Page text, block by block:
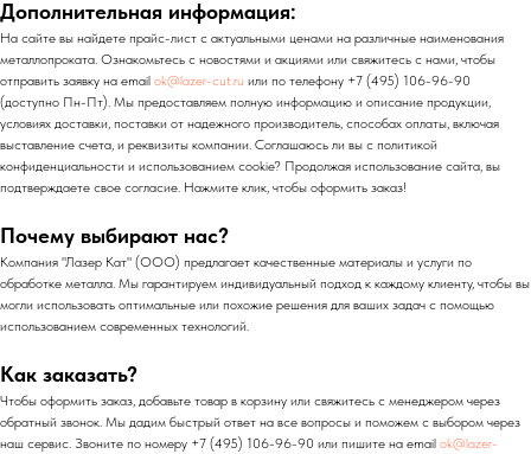
Дополнительная информация:
На сайте вы найдете прайс-лист с актуальными ценами на различные наименования
металлопроката. Ознакомьтесь с новостями и акциями или свяжитесь с нами, чтобы
отправить заявку на email ok@lazer-cut.ru или по телефону +7 (495) 106-96-90
(доступно Пн-Пт). Мы предоставляем полную информацию и описание продукции,
условиях доставки, поставки от надежного производитель, способах оплаты, включая
выставление счета, и реквизиты компании. Соглашаюсь ли вы с политикой
конфиденциальности и использованием cookie? Продолжая использование сайта, вы
подтверждаете свое согласие. Нажмите клик, чтобы оформить заказ!
Почему выбирают нас?
Компания "Лазер Кат" (ООО) предлагает качественные материалы и услуги по
обработке металла. Мы гарантируем индивидуальный подход к каждому клиенту, чтобы вы
могли использовать оптимальные или похожие решения для ваших задач с помощью
использованием современных технологий.
Как заказать?
Чтобы оформить заказ, добавьте товар в корзину или свяжитесь с менеджером через
обратный звонок. Мы дадим быстрый ответ на все вопросы и поможем с выбором через
наш сервис. Звоните по номеру +7 (495) 106-96-90 или пишите на email ok@lazer-